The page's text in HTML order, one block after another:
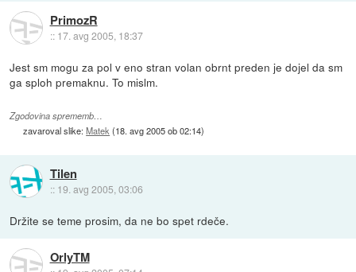
PrimozR
:: 17. avg 2005, 18:37
Jest sm mogu za pol v eno stran volan obrnt preden je dojel da sm
ga sploh premaknu. To mislm.
Zgodovina sprememb…
zavaroval slike:Matek (18. avg 2005 ob 02:14)
Tilen
:: 19. avg 2005, 03:06
Držite se teme prosim, da ne bo spet rdeče.
OrlyTM